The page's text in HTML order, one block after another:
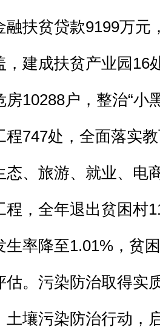
融扶贫贷款9199万元
，建成扶贫产业园16
房10288户，整治“小
程747处，全面落实
态、旅游、就业、电
程，全年退出贫困村
生率降至1.01%，贫
估。污染防治取得实
土壤污染防治行动，